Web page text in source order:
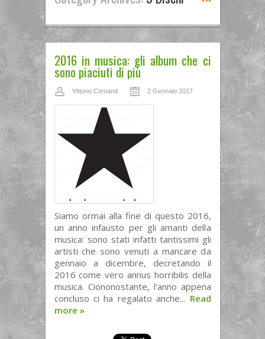
2016 in musica: gli album che ci
sono piaciuti di più
Vittorio Comand 2 Gennaio 2017
Siamo ormai alla fine di questo 2016,
un anno infausto per gli amanti della
musica: sono stati infatti tantissimi gli
artisti che sono venuti a mancare da
gennaio a dicembre, decretando il
2016 come vero annus horribilis della
musica. Ciononostante, l’anno appena
concluso ci ha regalato anche... Read
more »